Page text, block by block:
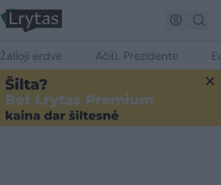
Žalioji erdvė Ačiū, Prezidente